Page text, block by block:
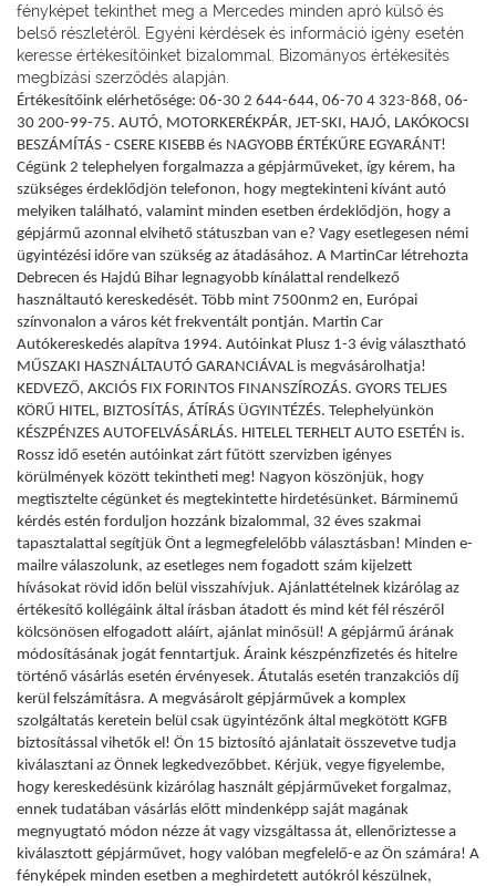
fényképet tekinthet meg a Mercedes minden apró külső és
belső részletéről. Egyéni kérdések és információ igény esetén
keresse értékesítőinket bizalommal. Bizományos értékesítés
megbízási szerződés alapján.
Értékesítőink elérhetősége: 06-30 2 644-644, 06-70 4 323-868, 06-
30 200-99-75. AUTÓ, MOTORKERÉKPÁR, JET-SKI, HAJÓ, LAKÓKOCSI
BESZÁMÍTÁS - CSERE KISEBB és NAGYOBB ÉRTÉKŰRE EGYARÁNT!
Cégünk 2 telephelyen forgalmazza a gépjárműveket, így kérem, ha
szükséges érdeklődjön telefonon, hogy megtekinteni kívánt autó
melyiken található, valamint minden esetben érdeklődjön, hogy a
gépjármű azonnal elvihető státuszban van e? Vagy esetlegesen némi
ügyintézési időre van szükség az átadásához. A MartinCar létrehozta
Debrecen és Hajdú Bihar legnagyobb kínálattal rendelkező
használtautó kereskedését. Több mint 7500nm2 en, Európai
színvonalon a város két frekventált pontján. Martin Car
Autókereskedés alapítva 1994. Autóinkat Plusz 1-3 évig választható
MŰSZAKI HASZNÁLTAUTÓ GARANCIÁVAL is megvásárolhatja!
KEDVEZŐ, AKCIÓS FIX FORINTOS FINANSZÍROZÁS. GYORS TELJES
KÖRŰ HITEL, BIZTOSÍTÁS, ÁTÍRÁS ÜGYINTÉZÉS. Telephelyünkön
KÉSZPÉNZES AUTOFELVÁSÁRLÁS. HITELEL TERHELT AUTO ESETÉN is.
Rossz idő esetén autóinkat zárt fűtött szervizben igényes
körülmények között tekintheti meg! Nagyon köszönjük, hogy
megtisztelte cégünket és megtekintette hirdetésünket. Bárminemű
kérdés estén forduljon hozzánk bizalommal, 32 éves szakmai
tapasztalattal segítjük Önt a legmegfelelőbb választásban! Minden e-
mailre válaszolunk, az esetleges nem fogadott szám kijelzett
hívásokat rövid időn belül visszahívjuk. Ajánlattételnek kizárólag az
értékesítő kollégáink által írásban átadott és mind két fél részéről
kölcsönösen elfogadott aláírt, ajánlat minősül! A gépjármű árának
módosításának jogát fenntartjuk. Áraink készpénzfizetés és hitelre
történő vásárlás esetén érvényesek. Átutalás esetén tranzakciós díj
kerül felszámításra. A megvásárolt gépjárművek a komplex
szolgáltatás keretein belül csak ügyintézőnk által megkötött KGFB
biztosítással vihetők el! Ön 15 biztosító ajánlatait összevetve tudja
kiválasztani az Önnek legkedvezőbbet. Kérjük, vegye figyelembe,
hogy kereskedésünk kizárólag használt gépjárműveket forgalmaz,
ennek tudatában vásárlás előtt mindenképp saját magának
megnyugtató módon nézze át vagy vizsgáltassa át, ellenőriztesse a
kiválasztott gépjárművet, hogy valóban megfelelő-e az Ön számára! A
fényképek minden esetben a meghirdetett autókról készülnek,